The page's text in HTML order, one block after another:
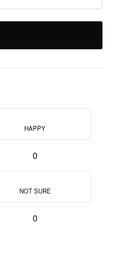
HAPPY
0
NOT SURE
0